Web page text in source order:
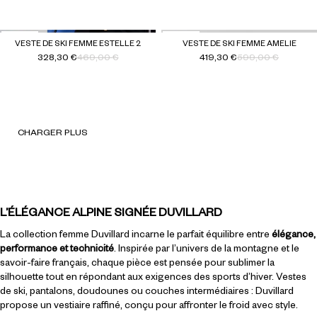
VESTE DE SKI FEMME ESTELLE 2
Prix habituel469,00 €
Prix soldé
328,30 €
-30 % VESTE DE SKI FEMME AMELIE
Prix habituel599,00 €
Prix soldé
419,30 €
-30 %
CHARGER PLUS
L’ÉLÉGANCE ALPINE SIGNÉE DUVILLARD
La collection femme Duvillard incarne le parfait équilibre entre élégance,
performance et technicité . Inspirée par l’univers de la montagne et le
savoir-faire français, chaque pièce est pensée pour sublimer la
silhouette tout en répondant aux exigences des sports d’hiver. Vestes
de ski, pantalons, doudounes ou couches intermédiaires : Duvillard
propose un vestiaire raffiné, conçu pour affronter le froid avec style.